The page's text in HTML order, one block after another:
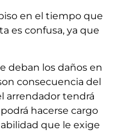
en el tiempo que
es confusa, ya que
deban los daños en
consecuencia del
arrendador tendrá
hacerse cargo
que le exige